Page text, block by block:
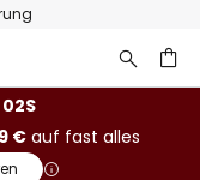
€auf fast alles